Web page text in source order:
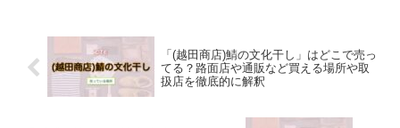
「(越田商店)鯖の文化干し」はどこで売っ
てる？路面店や通販など買える場所や取
扱店を徹底的に解釈